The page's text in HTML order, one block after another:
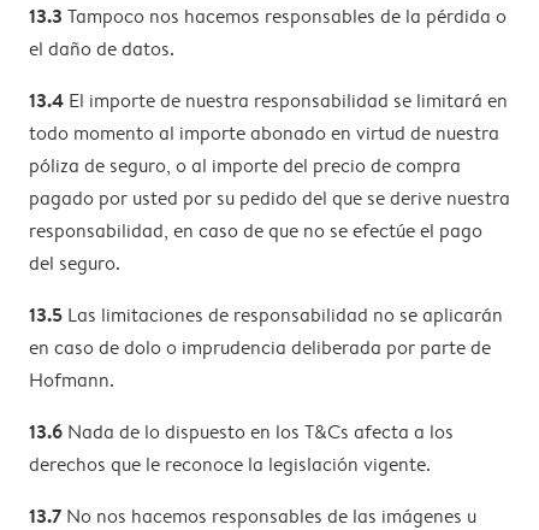
13.3 Tampoco nos hacemos responsables de la pérdida o
el daño de datos.
13.4 El importe de nuestra responsabilidad se limitará en
todo momento al importe abonado en virtud de nuestra
póliza de seguro, o al importe del precio de compra
pagado por usted por su pedido del que se derive nuestra
responsabilidad, en caso de que no se efectúe el pago
del seguro.
13.5 Las limitaciones de responsabilidad no se aplicarán
en caso de dolo o imprudencia deliberada por parte de
Hofmann.
13.6 Nada de lo dispuesto en los T&Cs afecta a los
derechos que le reconoce la legislación vigente.
13.7 No nos hacemos responsables de las imágenes u